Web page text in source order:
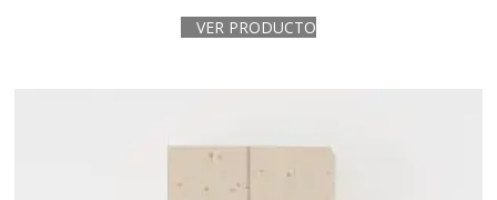
VER PRODUCTO